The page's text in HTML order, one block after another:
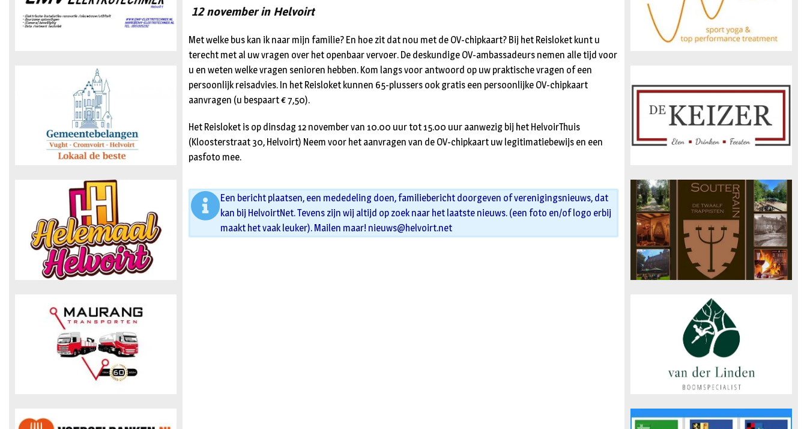
12 november in Helvoirt
Met welke bus kan ik naar mijn familie? En hoe zit dat nou met de OV-chipkaart? Bij het Reisloket kunt u
terecht met al uw vragen over het openbaar vervoer. De deskundige OV-ambassadeurs nemen alle tijd voor
u en weten welke vragen senioren hebben. Kom langs voor antwoord op uw praktische vragen of een
persoonlijk reisadvies. In het Reisloket kunnen 65-plussers ook gratis een persoonlijke OV-chipkaart
aanvragen (u bespaart € 7,50).
Het Reisloket is op dinsdag 12 november van 10.00 uur tot 15.00 uur aanwezig bij het HelvoirThuis
(Kloosterstraat 30, Helvoirt) Neem voor het aanvragen van de OV-chipkaart uw legitimatiebewijs en een
pasfoto mee.
Een bericht plaatsen, een mededeling doen, familiebericht doorgeven of verenigingsnieuws, dat
kan bij HelvoirtNet. Tevens zijn wij altijd op zoek naar het laatste nieuws. (een foto en/of logo erbij
maakt het vaak leuker). Mailen maar! nieuws@helvoirt.net